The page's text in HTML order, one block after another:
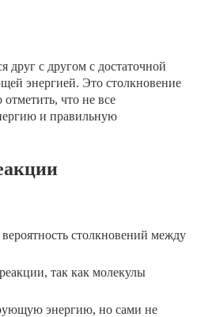
друг с другом с достаточной
энергией. Это столкновение
что не все
и правильную
столкновений между
так как молекулы
энергию, но сами не